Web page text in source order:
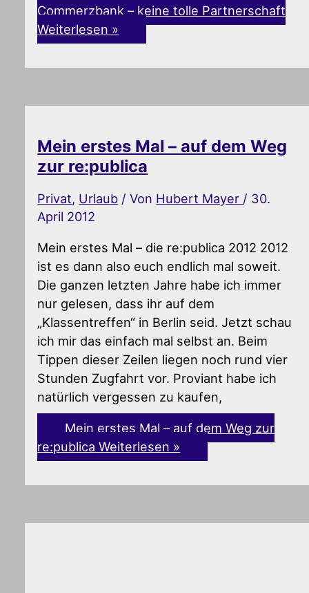
Commerzbank – keine tolle Partnerschaft
Weiterlesen »
Mein erstes Mal – auf dem Weg
zur re:publica
Privat, Urlaub / Von Hubert Mayer / 30.
April 2012
Mein erstes Mal – die re:publica 2012 2012
ist es dann also euch endlich mal soweit.
Die ganzen letzten Jahre habe ich immer
nur gelesen, dass ihr auf dem
„Klassentreffen“ in Berlin seid. Jetzt schau
ich mir das einfach mal selbst an. Beim
Tippen dieser Zeilen liegen noch rund vier
Stunden Zugfahrt vor. Proviant habe ich
natürlich vergessen zu kaufen,
Mein erstes Mal – auf dem Weg zur
re:publica Weiterlesen »